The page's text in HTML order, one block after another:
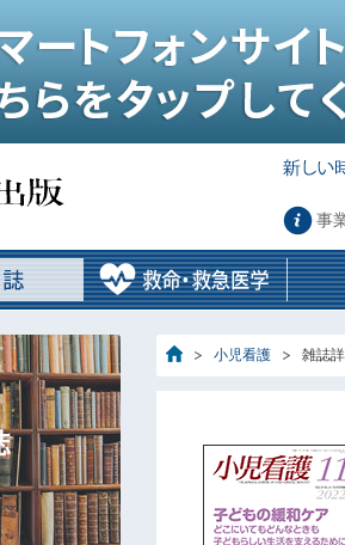
事
小児看護 雑誌